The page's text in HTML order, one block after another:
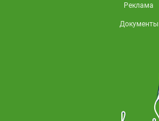
Реклама
Документы